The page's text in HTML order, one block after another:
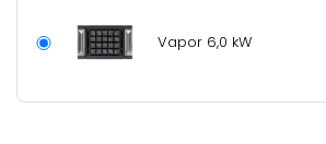
Vapor 6,0 kW